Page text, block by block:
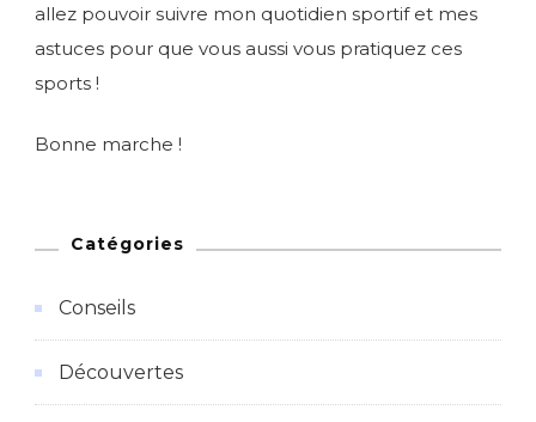
allez pouvoir suivre mon quotidien sportif et mes
astuces pour que vous aussi vous pratiquez ces
sports !
Bonne marche !
Catégories
Conseils
Découvertes